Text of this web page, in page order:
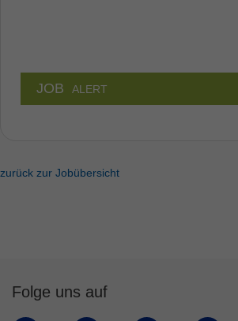
JOB ALERT
zurück zur Jobübersicht
Folge uns auf